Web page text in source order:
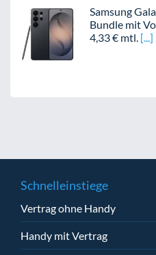
Samsung
Bundle mit
4,33 € mtl.
Schnelleinstiege
Vertrag ohne Handy
Handy mit Vertrag